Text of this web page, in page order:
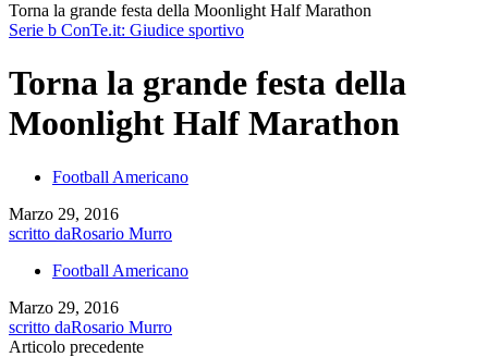
Torna la grande festa della Moonlight Half Marathon
Serie b ConTe.it: Giudice sportivo
Torna la grande festa della
Moonlight Half Marathon
Football Americano
Marzo 29, 2016
scritto daRosario Murro
Football Americano
Marzo 29, 2016
scritto daRosario Murro
Articolo precedente